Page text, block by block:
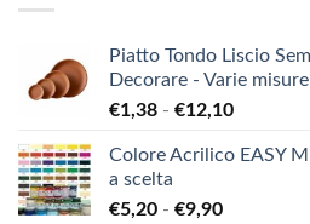
Piatto Tondo Liscio
Decorare - Varie misure
€1,38 - €12,10Fascia
prezzo:
Colore Acrilico EASY
a scelta
€5,20 - €9,90Fascia